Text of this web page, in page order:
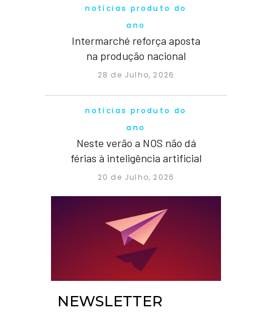
notícias produto do
ano
Intermarché reforça aposta
na produção nacional
28 de Julho, 2026
notícias produto do
ano
Neste verão a NOS não dá
férias à inteligência artificial
20 de Julho, 2026
NEWSLETTER